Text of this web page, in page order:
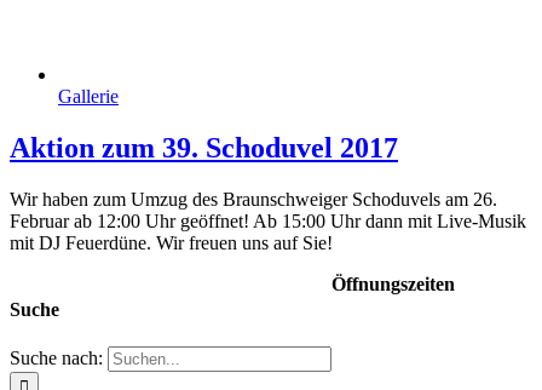
Gallerie
Aktion zum 39. Schoduvel 2017
Wir haben zum Umzug des Braunschweiger Schoduvels am 26.
Februar ab 12:00 Uhr geöffnet! Ab 15:00 Uhr dann mit Live-Musik
mit DJ Feuerdüne. Wir freuen uns auf Sie!
Suche
Suche nach:
Öffnungszeiten